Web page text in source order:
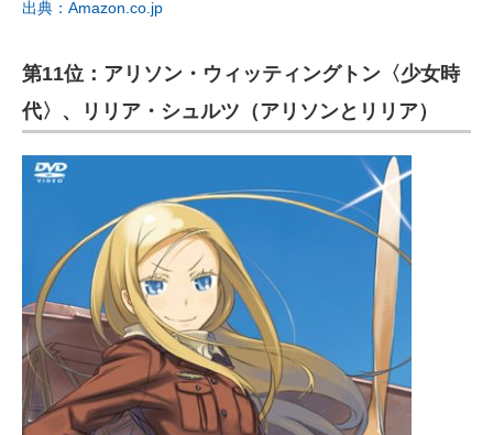
出典：Amazon.co.jp
第11位：アリソン・ウィッティングトン〈少女時
代〉、リリア・シュルツ（アリソンとリリア）